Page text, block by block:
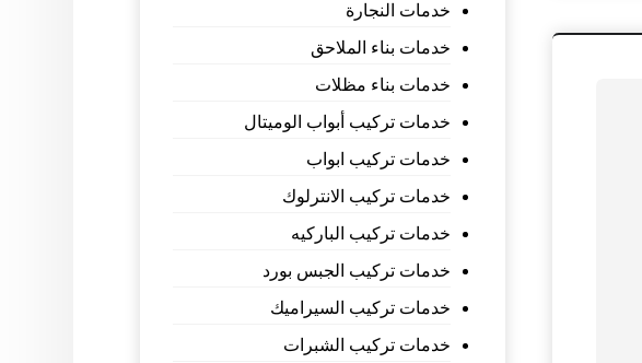
خدمات النجارة
خدمات بناء الملاحق
خدمات بناء مظلات
خدمات تركيب أبواب الوميتال
خدمات تركيب ابواب
خدمات تركيب الانترلوك
خدمات تركيب الباركيه
خدمات تركيب الجبس بورد
خدمات تركيب السيراميك
خدمات تركيب الشبرات